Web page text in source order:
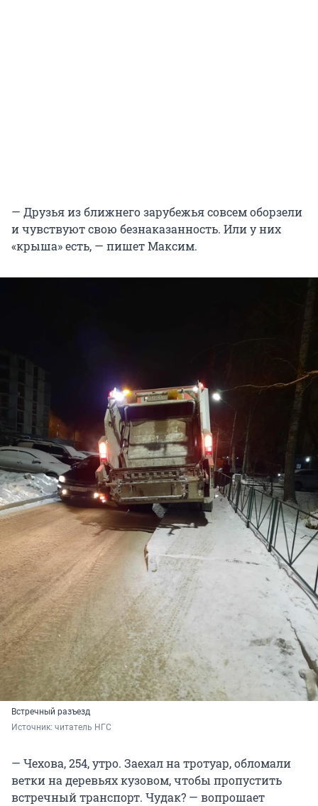
— Друзья из ближнего зарубежья совсем оборзели
и чувствуют свою безнаказанность. Или у них
«крыша» есть, — пишет Максим.
Встречный разъезд
Источник: читатель НГС
— Чехова, 254, утро. Заехал на тротуар, обломали
ветки на деревьях кузовом, чтобы пропустить
встречный транспорт. Чудак? — вопрошает